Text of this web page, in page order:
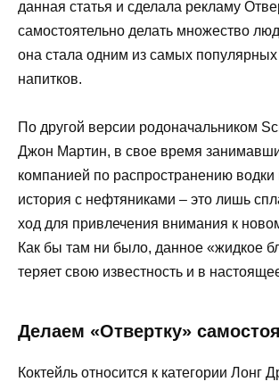
данная статья и сделала рекламу
самостоятельно делать множество
она стала одним из самых
напитков.
По другой версии родоначальником
Джон Мартин, в свое время
компанией по распространению
история с нефтяниками – это лишь
ход для привлечения внимания к
Как бы там ни было, данное «жидкое
теряет свою известность и в
Делаем «Отвертку»
Коктейль относится к категории Лонг